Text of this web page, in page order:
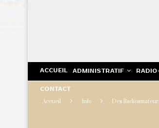
ACCUEIL ADMINISTRATIF
CONTACT
Accueil Info Des